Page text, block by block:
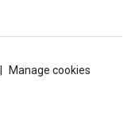
Manage cookies